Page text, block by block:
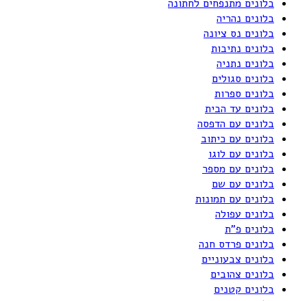
בלונים מתנפחים לחתונה
בלונים נהריה
בלונים נס ציונה
בלונים נתיבות
בלונים נתניה
בלונים סגולים
בלונים ספרות
בלונים עד הבית
בלונים עם הדפסה
בלונים עם כיתוב
בלונים עם לוגו
בלונים עם מספר
בלונים עם שם
בלונים עם תמונות
בלונים עפולה
בלונים פ"ת
בלונים פרדס חנה
בלונים צבעוניים
בלונים צהובים
בלונים קטנים